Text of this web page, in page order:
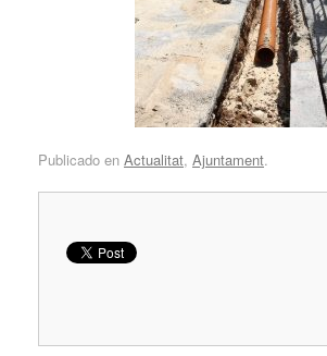
Publicado en Actualitat, Ajuntament.